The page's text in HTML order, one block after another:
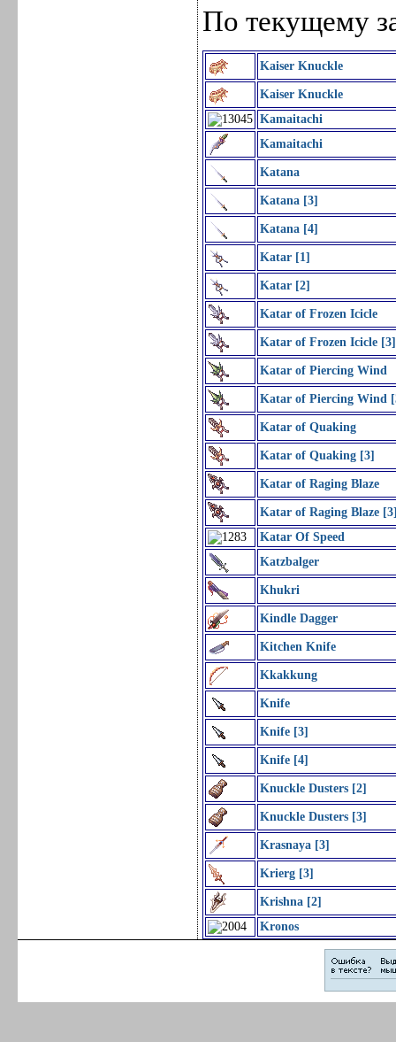
По текущему
Kaiser Knuckle
Kaiser Knuckle
Kamaitachi
Kamaitachi
Katana
Katana [3]
Katana [4]
Katar [1]
Katar [2]
Katar of Frozen Icicle
Katar of Frozen Icicle [3]
Katar of Piercing Wind
Katar of Piercing Wind
Katar of Quaking
Katar of Quaking [3]
Katar of Raging Blaze
Katar of Raging Blaze
Katar Of Speed
Katzbalger
Khukri
Kindle Dagger
Kitchen Knife
Kkakkung
Knife
Knife [3]
Knife [4]
Knuckle Dusters [2]
Knuckle Dusters [3]
Krasnaya [3]
Krierg [3]
Krishna [2]
Kronos